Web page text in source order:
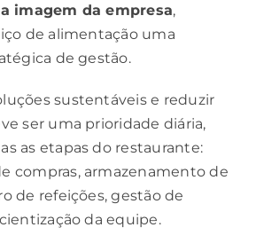
imagem da empresa,
de alimentação uma
de gestão.
sustentáveis e reduzir
ser uma prioridade diária,
as etapas do restaurante:
compras, armazenamento de
de refeições, gestão de
da equipe.